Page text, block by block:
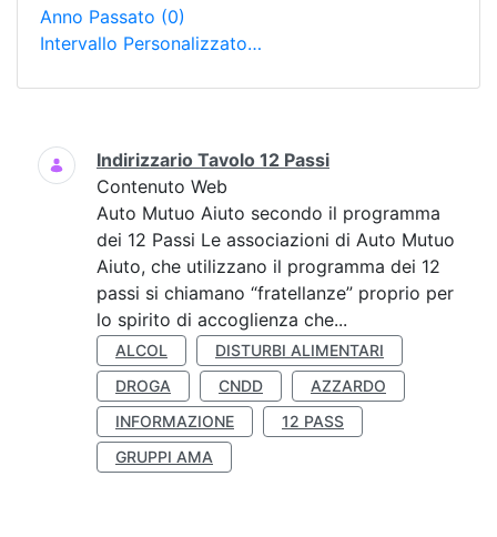
Anno Passato (0)
Intervallo Personalizzato…
Ricerca
Indirizzario Tavolo 12 Passi
Contenuto Web
Auto Mutuo Aiuto secondo il programma
dei 12 Passi Le associazioni di Auto Mutuo
Aiuto, che utilizzano il programma dei 12
passi si chiamano “fratellanze” proprio per
lo spirito di accoglienza che...
ALCOL
DISTURBI ALIMENTARI
DROGA
CNDD
AZZARDO
INFORMAZIONE
12 PASS
GRUPPI AMA